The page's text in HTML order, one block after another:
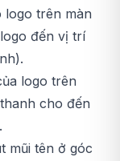
logo trên màn
đến vị trí
logo trên
cho đến
mũi tên ở góc